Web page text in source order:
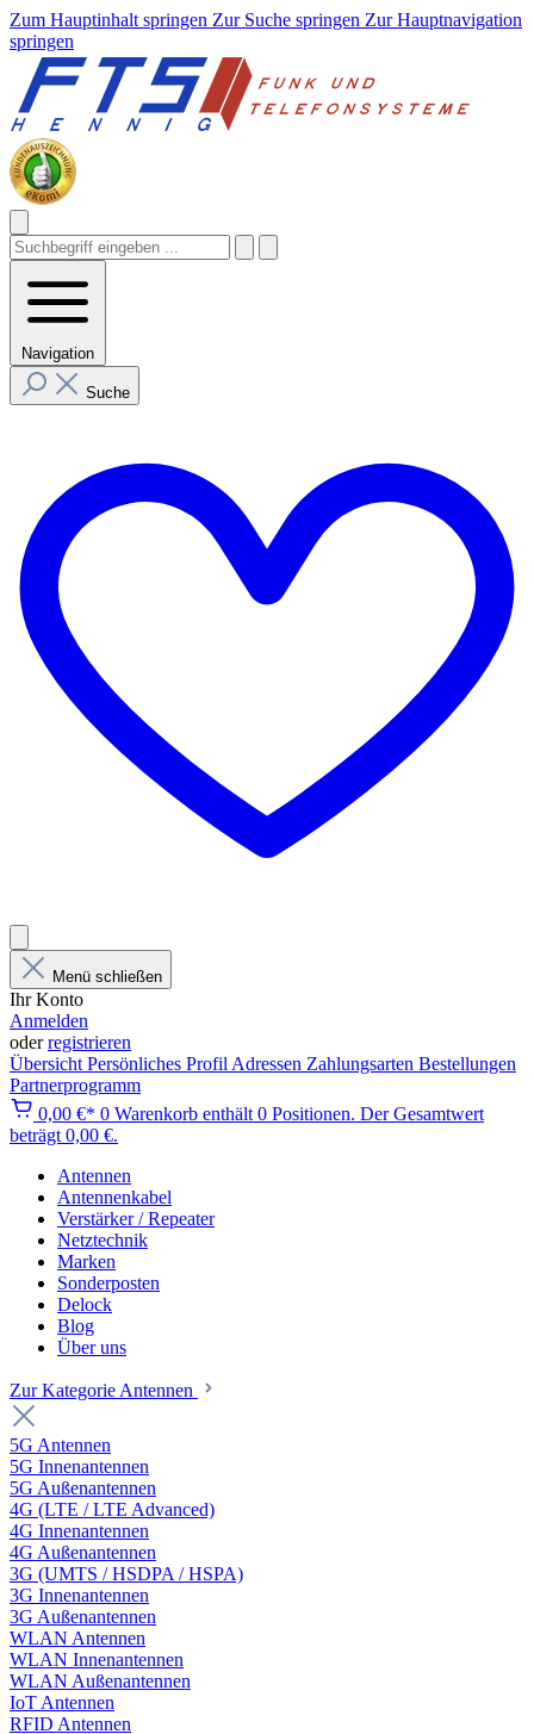
Zum Hauptinhalt springen Zur Suche springen Zur Hauptnavigation
springen
Navigation
Suche
Menü schließen
Ihr Konto
Anmelden
oderregistrieren
Übersicht Persönliches Profil Adressen Zahlungsarten Bestellungen
Partnerprogramm
0,00 €* 0 Warenkorb enthält 0 Positionen. Der Gesamtwert
beträgt 0,00 €.
Antennen
Antennenkabel
Verstärker / Repeater
Netztechnik
Marken
Sonderposten
Delock
Blog
Über uns
Zur Kategorie Antennen
5G Antennen
5G Innenantennen
5G Außenantennen
4G (LTE / LTE Advanced)
4G Innenantennen
4G Außenantennen
3G (UMTS / HSDPA / HSPA)
3G Innenantennen
3G Außenantennen
WLAN Antennen
WLAN Innenantennen
WLAN Außenantennen
IoT Antennen
RFID Antennen